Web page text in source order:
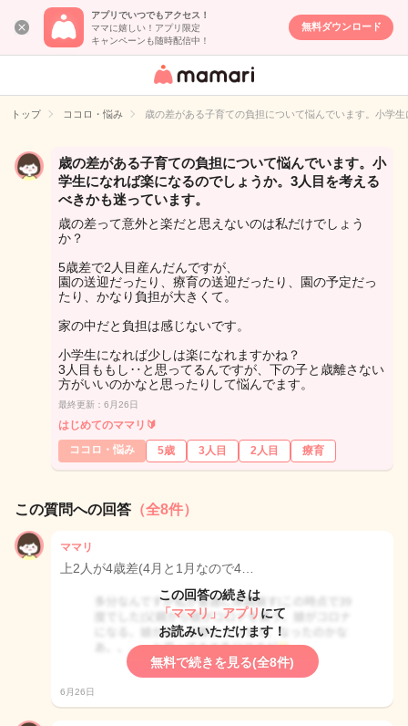
アプリでいつでもアクセス！
ママに嬉しい！アプリ限定
キャンペーンも随時配信中！
無料ダウンロード
女性専用匿名QA
イト
トップ ココロ・悩み 歳の差がある子育ての負担について悩んでいます。小学
歳の差がある子育ての負担について悩んでいます。小
学生になれば楽になるのでしょうか。3人目を考える
べきかも迷っています。
歳の差って意外と楽だと思えないのは私だけでしょう
か？
5歳差で2人目産んだんですが、
園の送迎だったり、療育の送迎だったり、園の予定だっ
たり、かなり負担が大きくて。
家の中だと負担は感じないです。
小学生になれば少しは楽になれますかね？
3人目ももし‥と思ってるんですが、下の子と歳離さない
方がいいのかなと思ったりして悩んでます。
最終更新：6月26日
はじめてのママリ🔰
ココロ・悩み
5歳 3人目 2人目 療育
この質問への回答 （全8件）
ママリ
上2人が4歳差(4月と1月なので4…
この回答の続きは
「ママリ」アプリ にて
お読みいただけます！
無料で続きを見る(全8件)
6月26日